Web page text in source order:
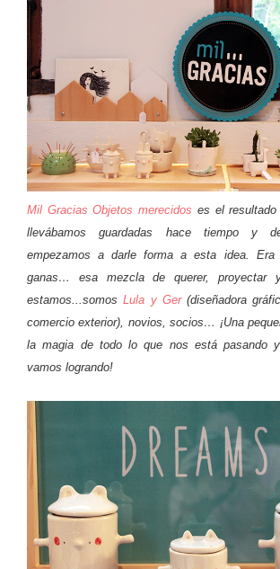
Mil Gracias Objetos merecidos es el
llevábamos guardadas hace tiempo y
empezamos a darle forma a esta idea.
ganas… esa mezcla de querer,
estamos...somosLula y Ger(diseñadora
comercio exterior), novios, socios… ¡Una
la magia de todo lo que nos está pasando
vamos logrando!